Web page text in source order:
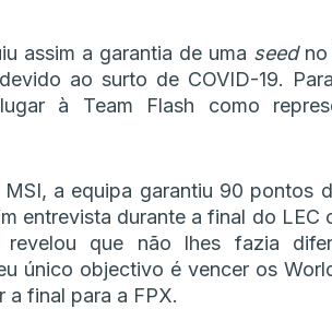
assim a garantia de uma seedno
ao surto de COVID-19.
à Team Flash como
a equipa garantiu 90 pontos
entrevista durante a final do LEC
revelou que não lhes fazia
único objectivo é vencer os
a final para a FPX.